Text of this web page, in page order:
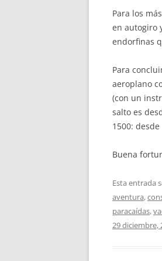
Para los
en autogiro
endorfinas
Para
aeroplano
(con un
salto es
1500:
Buena
Esta entrada
aventura,
paracaídas,
29 diciembre,